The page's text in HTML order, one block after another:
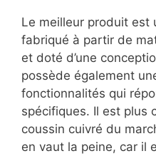
Le meilleur produit est
fabriqué à partir de
et doté d’une
possède également
fonctionnalités qui
spécifiques. Il est plus
coussin cuivré du
en vaut la peine, car il